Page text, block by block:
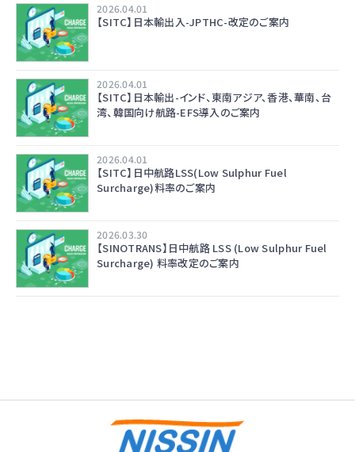
2026.04.01
【SITC】日本輸出入-JPTHC-改定のご案内
2026.04.01
【SITC】日本輸出-インド、東南アジア、香港、華南、台
湾、韓国向け航路-EFS導入のご案内
2026.04.01
【SITC】日中航路LSS(Low Sulphur Fuel
Surcharge)料率のご案内
2026.03.30
【SINOTRANS】日中航路 LSS (Low Sulphur Fuel
Surcharge) 料率改定のご案内